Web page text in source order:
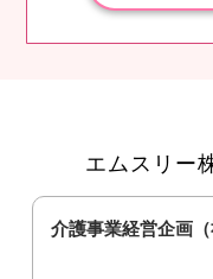
エムスリー
介護事業経営企画